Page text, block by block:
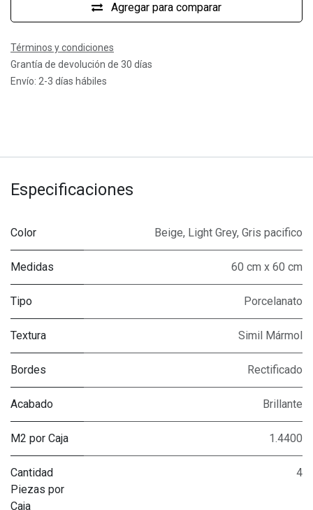
Agregar para comparar
Términos y condiciones
Grantía de devolución de 30 días
Envío: 2-3 días hábiles
Especificaciones
Color Beige, Light Grey, Gris pacifico
Medidas 60 cm x 60 cm
Tipo Porcelanato
Textura Simil Mármol
Bordes Rectificado
Acabado Brillante
M2 por Caja 1.4400
Cantidad
Piezas por
Caja
4